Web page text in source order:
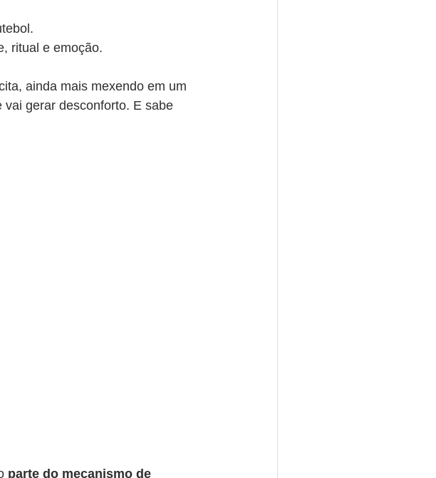
ritual e emoção.
ainda mais mexendo em um
vai gerar desconforto. E sabe
parte do mecanismo de